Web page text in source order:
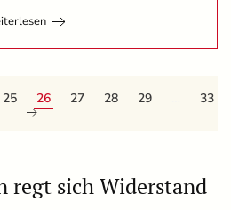
25 26 27 28 29 33
regt sich Widerstand